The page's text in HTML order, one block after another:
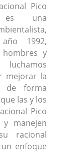
Pico
es una
1992,
y
mejorar la
de forma
las y los
Pico
y manejen
racional
enfoque